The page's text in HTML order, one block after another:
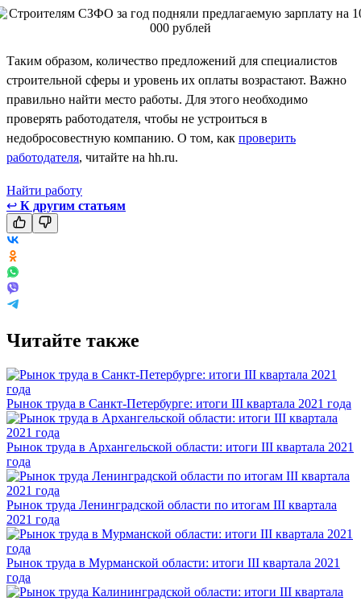
Таким образом, количество предложений для специалистов
строительной сферы и уровень их оплаты возрастают. Важно
правильно найти место работы. Для этого необходимо
проверять работодателя, чтобы не устроиться в
недобросовестную компанию. О том, как проверить
работодателя, читайте на hh.ru.
Найти работу
↩ К другим статьям
Читайте также
Рынок труда в Санкт-Петербурге: итоги III квартала 2021 года
Рынок труда в Архангельской области: итоги III квартала 2021
года
Рынок труда Ленинградской области по итогам III квартала
2021 года
Рынок труда в Мурманской области: итоги III квартала 2021
года